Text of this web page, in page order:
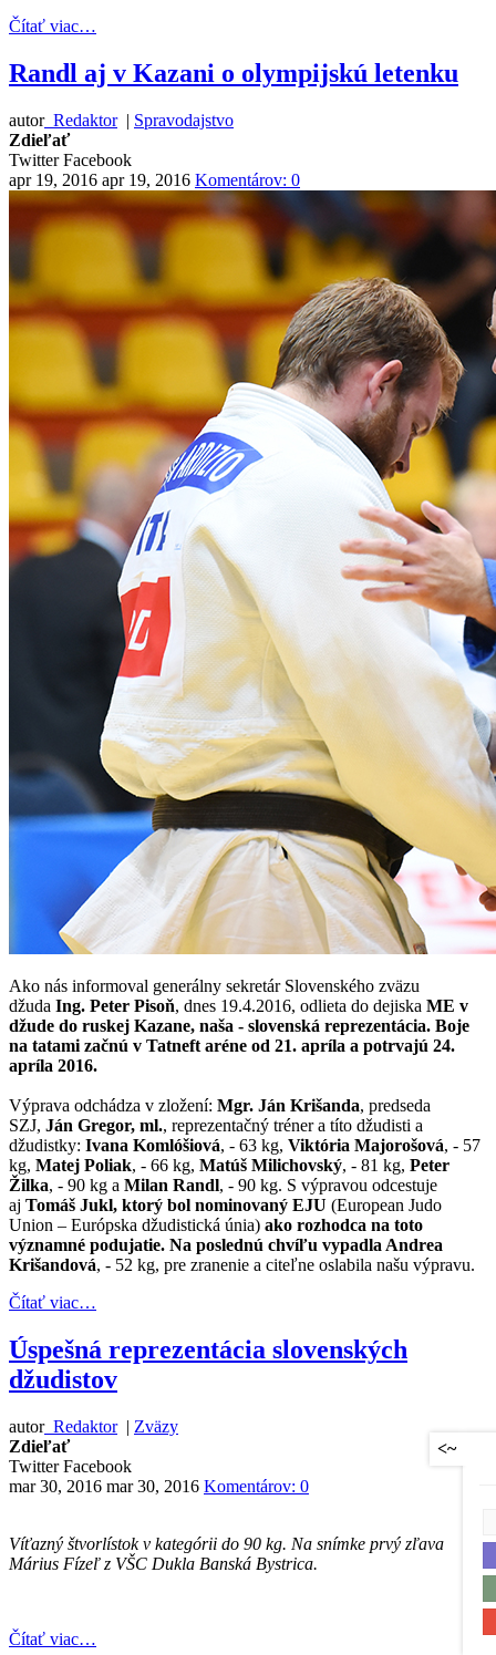
Čítať viac…
Randl aj v Kazani o olympijskú letenku
autor Redaktor | Spravodajstvo
Zdieľať
Twitter Facebook
apr 19, 2016 apr 19, 2016 Komentárov: 0
Ako nás informoval generálny sekretár Slovenského zväzu
džuda Ing. Peter Pisoň, dnes 19.4.2016, odlieta do dejiska ME v
džude do ruskej Kazane, naša - slovenská reprezentácia. Boje
na tatami začnú v Tatneft aréne od 21. apríla a potrvajú 24.
apríla 2016.
Výprava odchádza v zložení: Mgr. Ján Krišanda, predseda
SZJ, Ján Gregor, ml., reprezentačný tréner a títo džudisti a
džudistky: Ivana Komlóšiová, - 63 kg, Viktória Majorošová, - 57
kg, Matej Poliak, - 66 kg, Matúš Milichovský, - 81 kg, Peter
Žilka, - 90 kg a Milan Randl, - 90 kg. S výpravou odcestuje
aj Tomáš Jukl, ktorý bol nominovaný EJU (European Judo
Union – Európska džudistická únia) ako rozhodca na toto
významné podujatie. Na poslednú chvíľu vypadla Andrea
Krišandová, - 52 kg, pre zranenie a citeľne oslabila našu výpravu.
Čítať viac…
Úspešná reprezentácia slovenských
džudistov
autor Redaktor | Zväzy
Zdieľať
Twitter Facebook
mar 30, 2016 mar 30, 2016 Komentárov: 0
Víťazný štvorlístok v kategórii do 90 kg. Na snímke prvý zľava
Márius Fízeľ z VŠC Dukla Banská Bystrica.
Čítať viac…
<~